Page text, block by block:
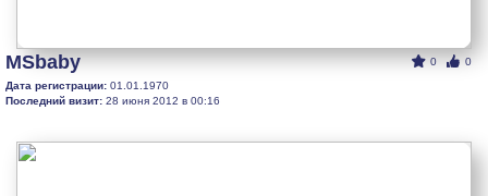
0 0
MSbaby
Дата регистрации: 01.01.1970
Последний визит: 28 июня 2012 в 00:16